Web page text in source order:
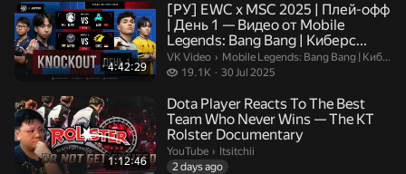
4:42:29
[РУ] EWC x MSC 2025 | Плей-офф
| День 1 — Видео от Mobile
Legends: Bang Bang | Киберс...
VK Video › Mobile Legends: Bang Bang |
Mobile Legends: Bang Bang | Киберспорт
19.1K
19.1 thousand views
30 Jul 2025
1:12:46
Dota Player Reacts To The Best
Team Who Never Wins — The KT
Rolster Documentary
YouTube › Itsitchii.
Itsitchii
2 days ago